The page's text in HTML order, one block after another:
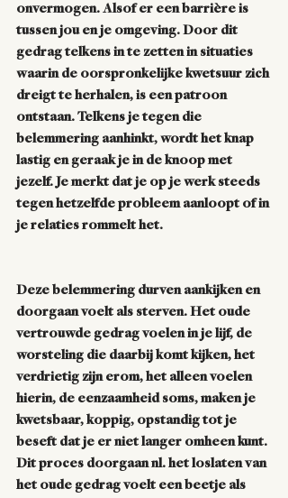
onvermogen. Alsof er een barrière is
tussen jou en je omgeving. Door dit
gedrag telkens in te zetten in situaties
waarin de oorspronkelijke kwetsuur zich
dreigt te herhalen, is een patroon
ontstaan. Telkens je tegen die
belemmering aanhinkt, wordt het knap
lastig en geraak je in de knoop met
jezelf. Je merkt dat je op je werk steeds
tegen hetzelfde probleem aanloopt of in
je relaties rommelt het.
Deze belemmering durven aankijken en
doorgaan voelt als sterven. Het oude
vertrouwde gedrag voelen in je lijf, de
worsteling die daarbij komt kijken, het
verdrietig zijn erom, het alleen voelen
hierin, de eenzaamheid soms, maken je
kwetsbaar, koppig, opstandig tot je
beseft dat je er niet langer omheen kunt.
Dit proces doorgaan nl. het loslaten van
het oude gedrag voelt een beetje als